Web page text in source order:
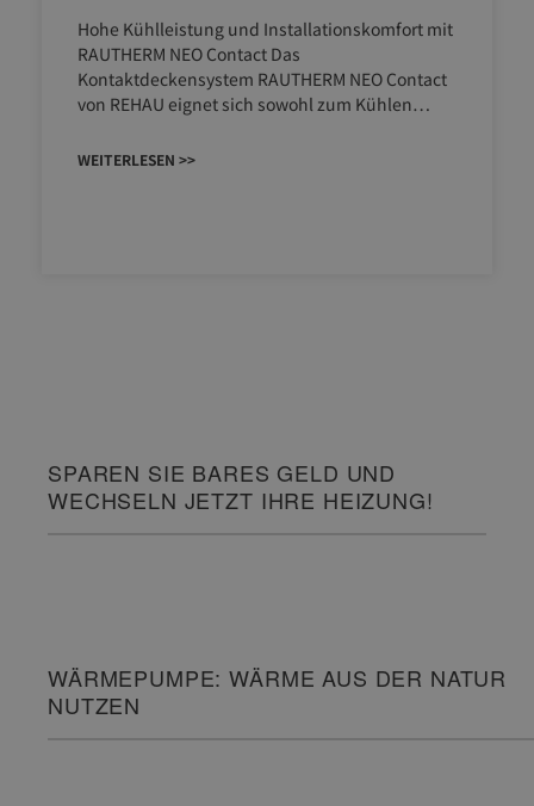
Hohe Kühlleistung und Installationskomfort mit
RAUTHERM NEO Contact Das
Kontaktdeckensystem RAUTHERM NEO Contact
von REHAU eignet sich sowohl zum Kühlen…
WEITERLESEN >>
SPAREN SIE BARES GELD UND
WECHSELN JETZT IHRE HEIZUNG!
WÄRMEPUMPE: WÄRME AUS DER NATUR
NUTZEN